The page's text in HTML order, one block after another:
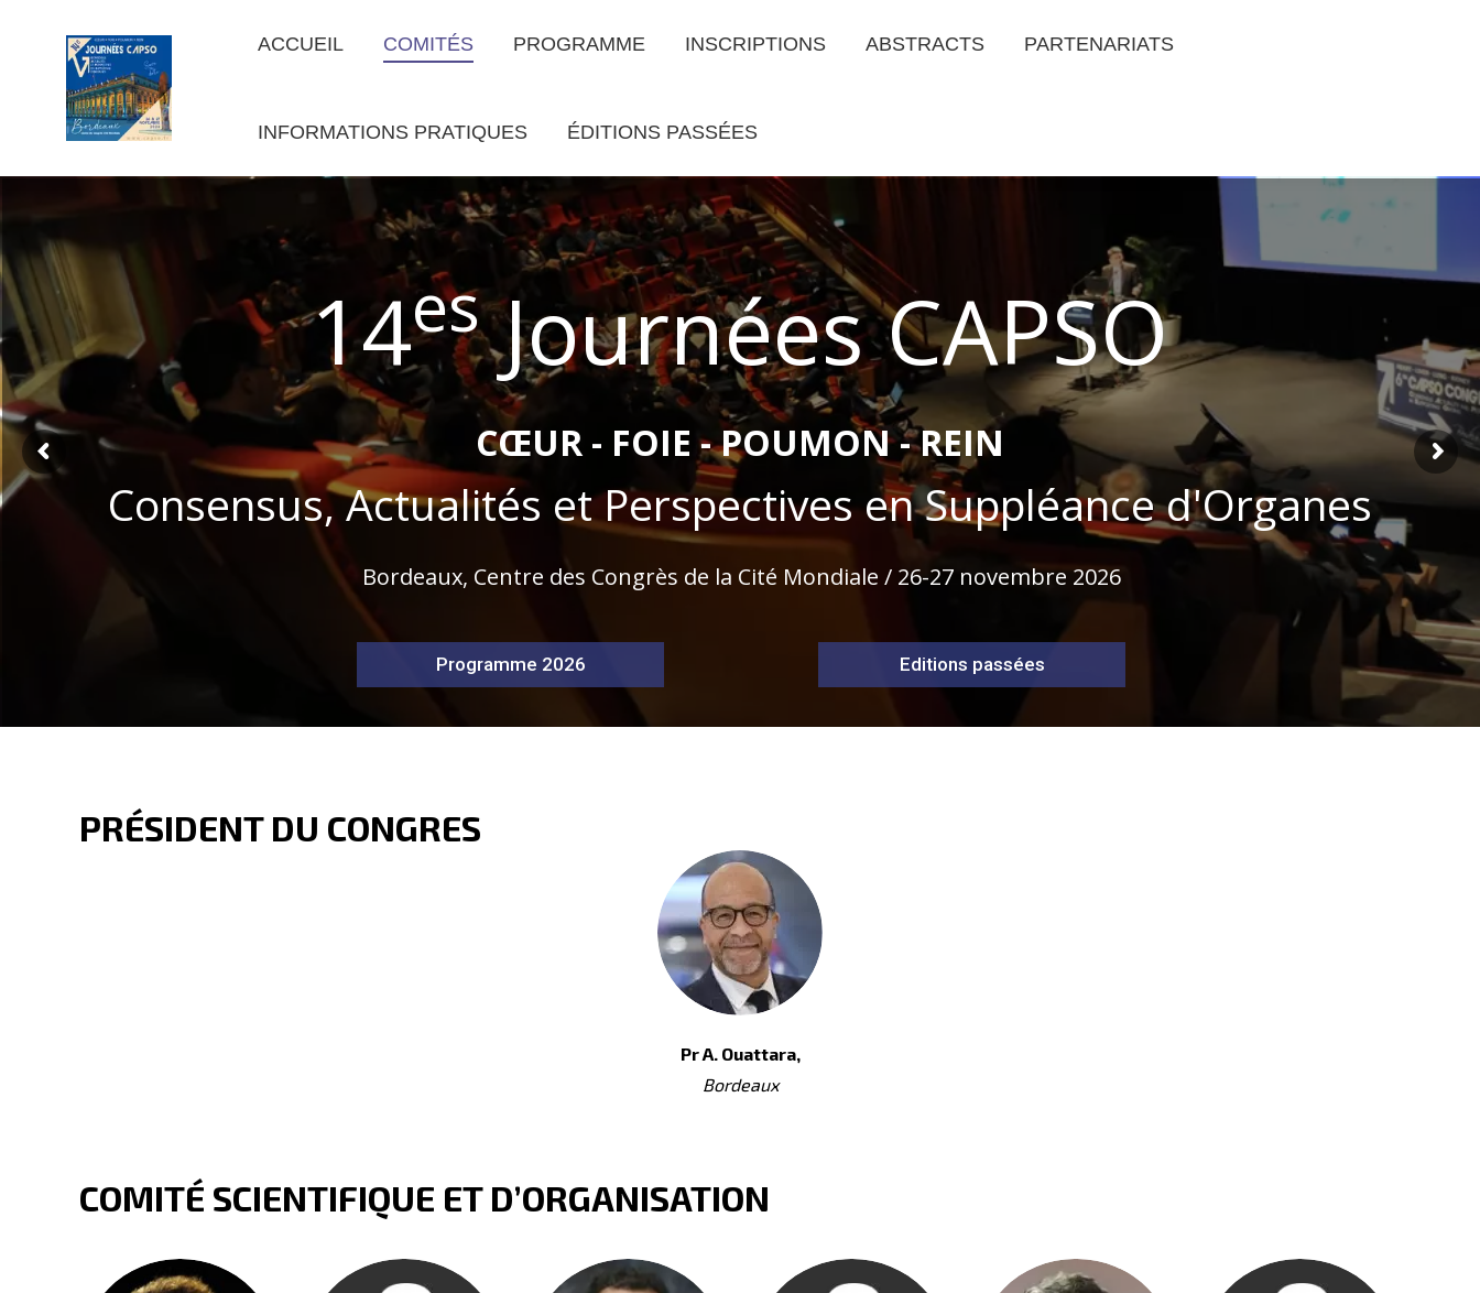
ACCUEIL COMITÉS PROGRAMME INSCRIPTIONS ABSTRACTS PARTENARIATS
INFORMATIONS PRATIQUES ÉDITIONS PASSÉES
14esJournées CAPSO
CŒUR - FOIE - POUMON - REIN
Consensus, Actualités et Perspectives en Suppléance d'Organes
Bordeaux, Centre des Congrès de la Cité Mondiale / 26-27 novembre 2026
Programme 2026 Editions passées
Retrouvez les présentations des éditions passées
CLIQUEZ ICI
PRÉSIDENT DU CONGRES
Pr A. Ouattara,
Bordeaux
COMITÉ SCIENTIFIQUE ET D’ORGANISATION